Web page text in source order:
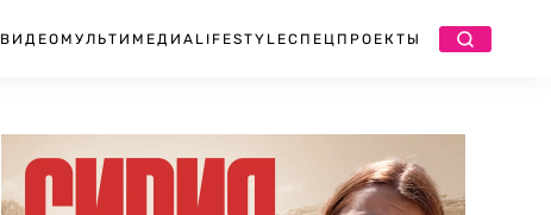
ВИДЕО МУЛЬТИМЕДИА LIFESTYLEСПЕЦПРОЕКТЫ